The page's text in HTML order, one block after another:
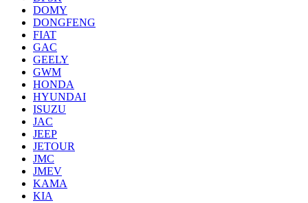
DOMY
DONGFENG
FIAT
GAC
GEELY
GWM
HONDA
HYUNDAI
ISUZU
JAC
JEEP
JETOUR
JMC
JMEV
KAMA
KIA